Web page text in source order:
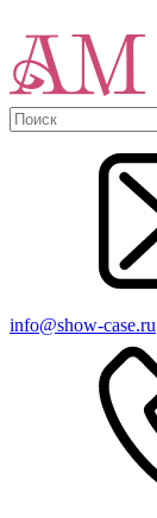
info@show-case.ru